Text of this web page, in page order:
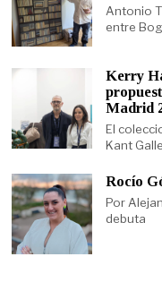
Antonio
entre
Kerry
Madrid
El
Kant
Rocío
Por
debuta